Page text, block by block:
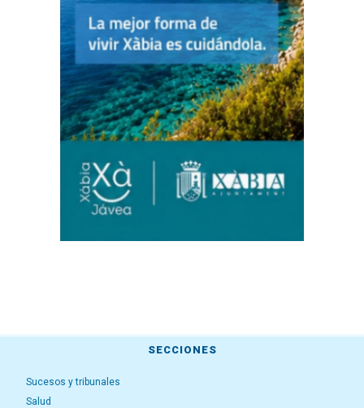
SECCIONES
Sucesos y tribunales
Salud